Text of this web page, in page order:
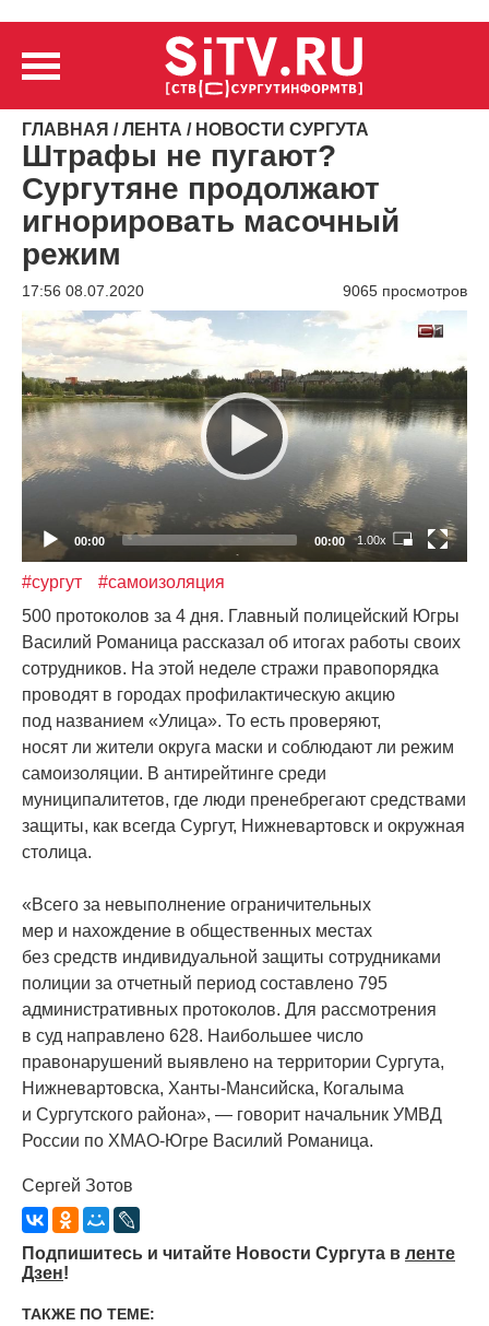
ГЛАВНАЯ /ЛЕНТА / НОВОСТИ СУРГУТА
Штрафы не пугают?
Сургутяне продолжают
игнорировать масочный
режим
17:56 08.07.2020 9065 просмотров
Видеоплеер
00:00 00:00 1.00x
#сургут
#самоизоляция
500 протоколов за 4 дня. Главный полицейский Югры
Василий Романица рассказал об итогах работы своих
сотрудников. На этой неделе стражи правопорядка
проводят в городах профилактическую акцию
под названием «Улица». То есть проверяют,
носят ли жители округа маски и соблюдают ли режим
самоизоляции. В антирейтинге среди
муниципалитетов, где люди пренебрегают средствами
защиты, как всегда Сургут, Нижневартовск и окружная
столица.
«Всего за невыполнение ограничительных
мер и нахождение в общественных местах
без средств индивидуальной защиты сотрудниками
полиции за отчетный период составлено 795
административных протоколов. Для рассмотрения
в суд направлено 628. Наибольшее число
правонарушений выявлено на территории Сургута,
Нижневартовска, Ханты-Мансийска, Когалыма
и Сургутского района», — говорит начальник УМВД
России по ХМАО-Югре Василий Романица.
Сергей Зотов
Подпишитесь и читайте Новости Сургута в ленте
Дзен!
ТАКЖЕ ПО ТЕМЕ: